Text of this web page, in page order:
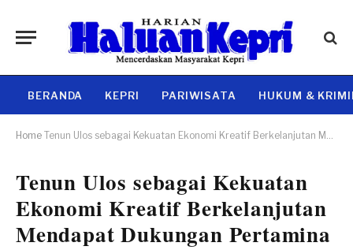
BERANDA KEPRI PARIWISATA HUKUM &
Home Tenun Ulos sebagai Kekuatan Ekonomi Kreatif Berkelanjutan Mendapat Dukungan Pertamina Patra Niaga
Tenun Ulos sebagai Kekuatan
Ekonomi Kreatif Berkelanjutan
Mendapat Dukungan Pertamina